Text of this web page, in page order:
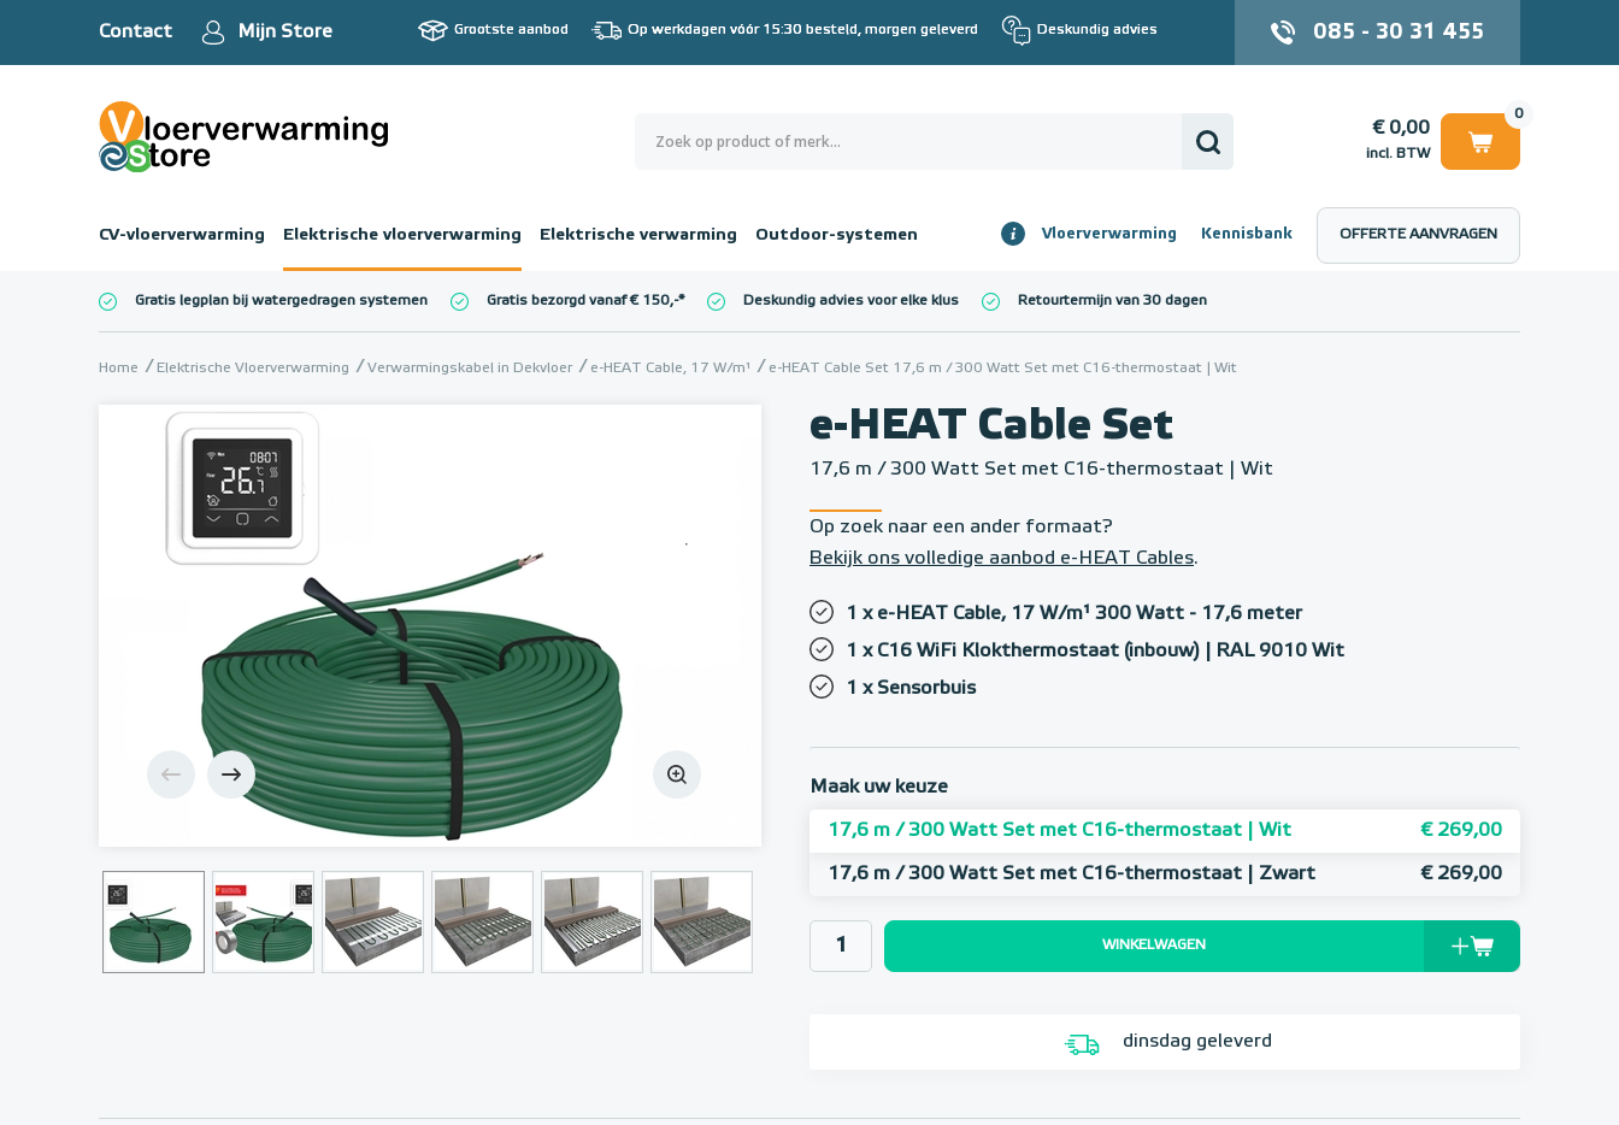
Contact Mijn Store Grootste aanbod Op werkdagen vóór 15:30 besteld, morgen geleverd Deskundig advies 085 - 30 31 455
0
€ 0,00
incl. BTW
€ 0,00
CV-vloerverwarming Elektrische vloerverwarming Elektrische verwarming Outdoor-systemen
€ 0,00 Vloerverwarming Kennisbank OFFERTE AANVRAGEN
Gratis legplan bij watergedragen systemen Gratis bezorgd vanaf € 150,-* Deskundig advies voor elke klus Retourtermijn van 30 dagen
Home Elektrische Vloerverwarming Verwarmingskabel in Dekvloer e-HEAT Cable, 17 W/m¹ e-HEAT Cable Set 17,6 m / 300 Watt Set met C16-thermostaat | Wit
e-HEAT Cable Set
17,6 m / 300 Watt Set met C16-thermostaat | Wit
Op zoek naar een ander formaat?
Bekijk ons volledige aanbod e-HEAT Cables.
1 x e-HEAT Cable, 17 W/m¹ 300 Watt - 17,6 meter
1 x C16 WiFi Klokthermostaat (inbouw) | RAL 9010 Wit
1 x Sensorbuis
Maak uw keuze
17,6 m / 300 Watt Set met C16-thermostaat | Wit € 269,00
17,6 m / 300 Watt Set met C16-thermostaat | Zwart € 269,00
WINKELWAGEN
dinsdag geleverd